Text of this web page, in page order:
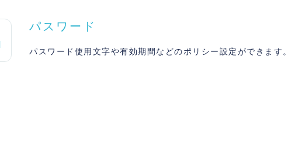
パスワード
パスワード使用文字や有効期間などのポリシー設定ができます。